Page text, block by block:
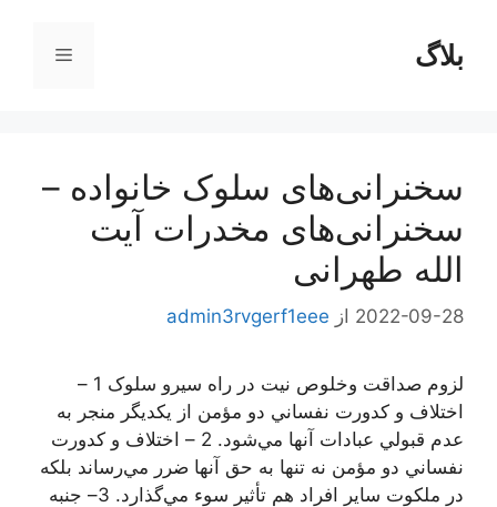
محتوابلاگ فهرست
سخنرانی‌های سلوک خانواده –
سخنرانی‌های مخدرات آیت
الله طهرانی
2022-09-28 از admin3rvgerf1eee
لزوم صداقت وخلوص نیت در راه سیرو سلوک 1 –
اختلاف و كدورت نفساني دو مؤمن از يكديگر منجر به
عدم قبولي عبادات آنها مي‌شود. 2 – اختلاف و كدورت
نفساني دو مؤمن نه تنها به حق آنها ضرر مي‌رساند بلكه
در ملكوت ساير افراد هم تأثير سوء مي‌گذارد. 3– جنبه